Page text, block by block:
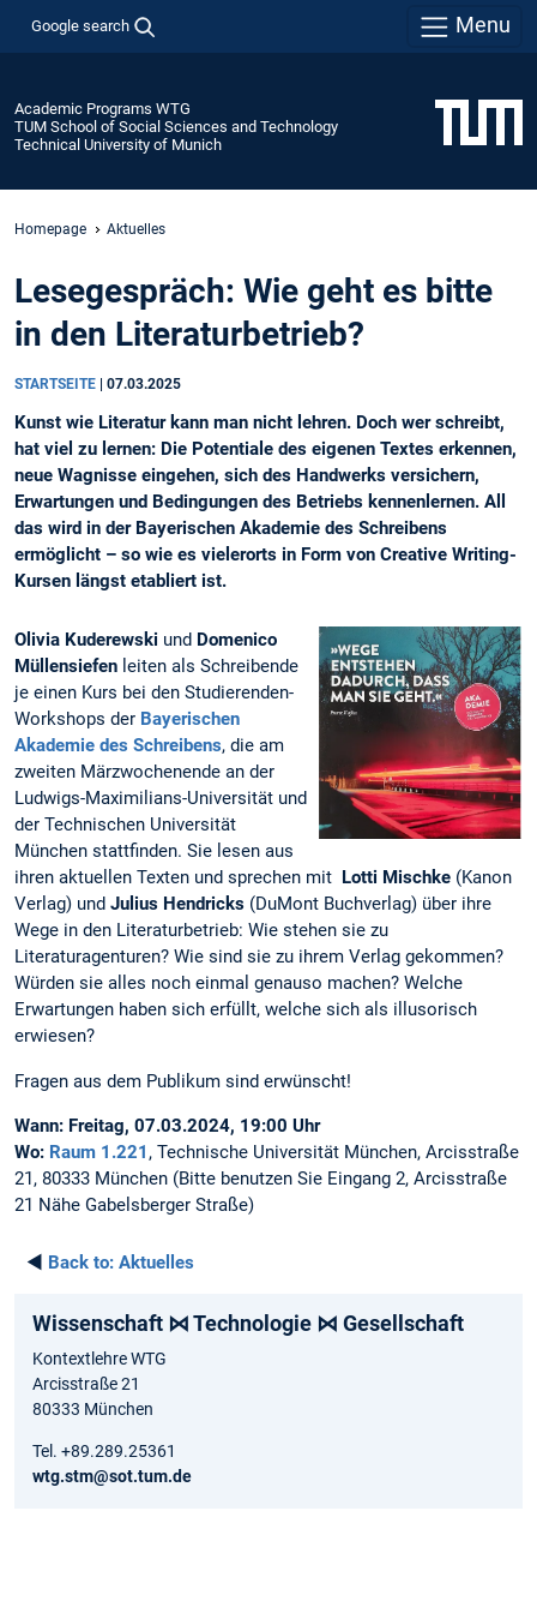
Google search Menu
Academic Programs WTG
TUM School of Social Sciences and Technology
Technical University of Munich
Homepage Aktuelles
Lesegespräch: Wie geht es bitte
in den Literaturbetrieb?
STARTSEITE 07.03.2025
Kunst wie Literatur kann man nicht lehren. Doch wer schreibt,
hat viel zu lernen: Die Potentiale des eigenen Textes erkennen,
neue Wagnisse eingehen, sich des Handwerks versichern,
Erwartungen und Bedingungen des Betriebs kennenlernen. All
das wird in der Bayerischen Akademie des Schreibens
ermöglicht – so wie es vielerorts in Form von Creative Writing-
Kursen längst etabliert ist.
Olivia Kuderewski und Domenico
Müllensiefen leiten als Schreibende
je einen Kurs bei den Studierenden-
Workshops der Bayerischen
Akademie des Schreibens, die am
zweiten Märzwochenende an der
Ludwigs-Maximilians-Universität und
der Technischen Universität
München stattfinden. Sie lesen aus
ihren aktuellen Texten und sprechen mit
Lotti Mischke (Kanon
Verlag) und Julius Hendricks (DuMont Buchverlag) über ihre
Wege in den Literaturbetrieb: Wie stehen sie zu
Literaturagenturen? Wie sind sie zu ihrem Verlag gekommen?
Würden sie alles noch einmal genauso machen? Welche
Erwartungen haben sich erfüllt, welche sich als illusorisch
erwiesen?
Fragen aus dem Publikum sind erwünscht!
Wann: Freitag, 07.03.2024, 19:00 Uhr
Wo: Raum 1.221 , Technische Universität München, Arcisstraße
21, 80333 München (Bitte benutzen Sie Eingang 2, Arcisstraße
21 Nähe Gabelsberger Straße)
◄ Back to: Aktuelles
Wissenschaft ⋈ Technologie ⋈ Gesellschaft
Kontextlehre WTG
Arcisstraße 21
80333 München
Tel. +89.289.25361
wtg.stm@sot.tum.de